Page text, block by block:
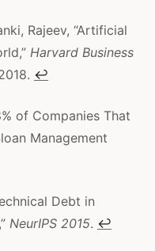
Rajeev, “Artificial
Harvard Business
↩
of Companies That
Management
Debt in
NeurIPS 2015. ↩